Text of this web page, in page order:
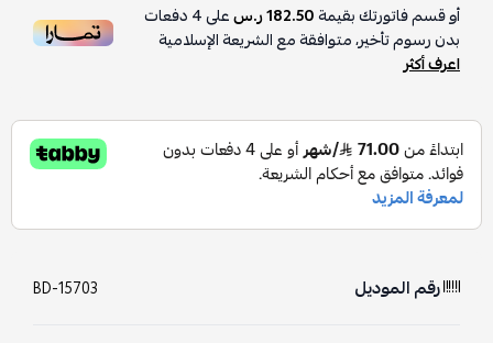
أو قسم فاتورتك بقيمة182.50 ر.س على4دفعات
بدون رسوم تأخير، متوافقة مع الشريعة الإسلامية
اعرف أكثر
رقم الموديل BD-15703